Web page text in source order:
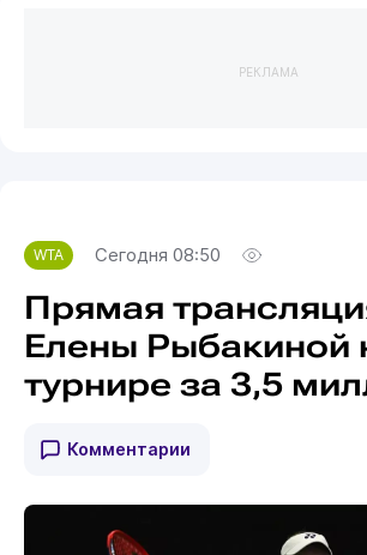
РЕКЛАМА
WTA Сегодня 08:50
Прямая
Елены Рыбакиной
турнире за 3,5
Комментарии